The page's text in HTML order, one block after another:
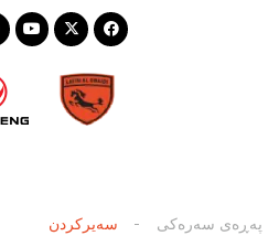
پەڕەی سەرەکی سەیرکردن